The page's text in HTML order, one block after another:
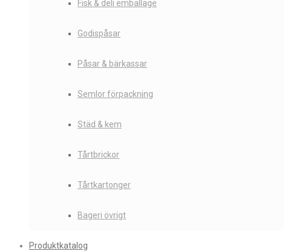
Fisk & deli emballage
Godispåsar
Påsar & bärkassar
Semlor förpackning
Städ & kem
Tårtbrickor
Tårtkartonger
Bageri övrigt
Produktkatalog